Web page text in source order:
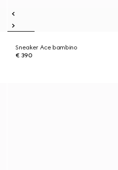
Sneaker Ace bambino
€ 390